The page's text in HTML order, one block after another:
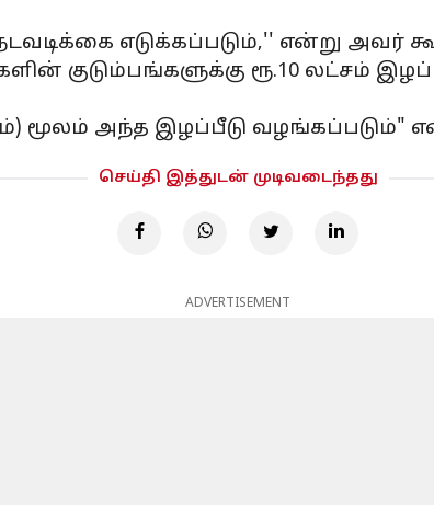
எடுக்கப்படும்,'' என்று அவர்
குடும்பங்களுக்கு ரூ.10 லட்சம்
மூலம் அந்த இழப்பீடு வழங்கப்படும்"
செய்தி இத்துடன் முடிவடைந்தது
ADVERTISEMENT